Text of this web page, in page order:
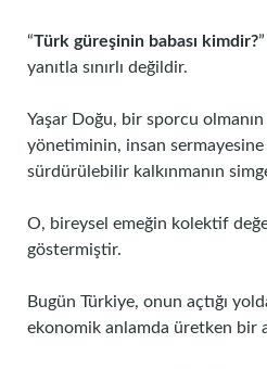
“Türk güreşinin babası kimdir?
yanıtla sınırlı değildir.
Yaşar Doğu, bir sporcu
yönetiminin, insan sermayesine
sürdürülebilir kalkınmanın
O, bireysel emeğin kolektif
göstermiştir.
Bugün Türkiye, onun açtığı
ekonomik anlamda üretken bir